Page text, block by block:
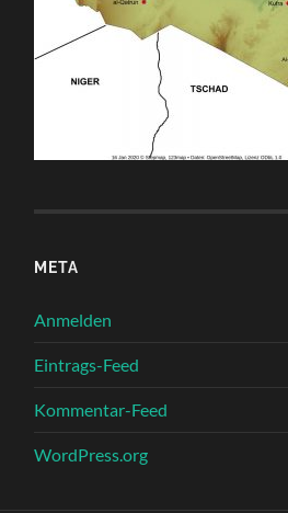
META
Anmelden
Eintrags-Feed
Kommentar-Feed
WordPress.org